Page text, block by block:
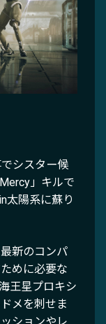
シスター候
」キルで
太陽系に蘇り
新のコンパ
めに必要な
王星プロキシ
メを刺せま